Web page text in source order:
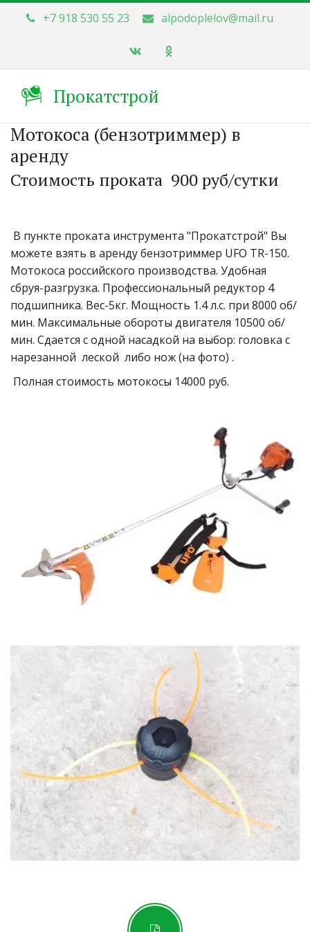
+7 918 530 55 23 alpodoplelov@mail.ru
Прокатстрой
Мотокоса (бензотриммер) в
аренду
Стоимость проката  900 руб/сутки
можете взять в аренду бензотриммер UFO TR-150.
Мотокоса российского производства. Удобная
сбруя-разгрузка. Профессиональный редуктор 4
подшипника. Вес-5кг. Мощность 1.4 л.с. при 8000 об/
мин. Максимальные обороты двигателя 10500 об/
мин. Сдается с одной насадкой на выбор: головка с
нарезанной  леской  либо нож (на фото) .
Полная стоимость мотокосы 14000 руб.